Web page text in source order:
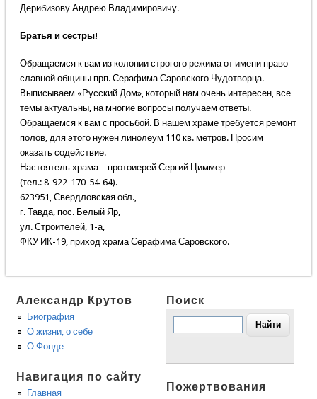
Дерибизову Андрею Владимировичу.
Братья и сестры!
Обращаемся к вам из колонии строгого режима от имени право-
славной общины прп. Серафима Саровского Чудотворца.
Выписываем «Русский Дом», который нам очень интересен, все
темы актуальны, на многие вопросы получаем ответы.
Обращаемся к вам с просьбой. В нашем храме требуется ремонт
полов, для этого нужен линолеум 110 кв. метров. Просим
оказать содействие.
Настоятель храма – протоиерей Сергий Циммер
(тел.: 8-922-170-54-64).
623951, Свердловская обл.,
г. Тавда, пос. Белый Яр,
ул. Строителей, 1-а,
ФКУ ИК-19, приход храма Серафима Саровского.
Александр Крутов
Биография
О жизни, о себе
О Фонде
Навигация по сайту
Главная
Поиск
Пожертвования